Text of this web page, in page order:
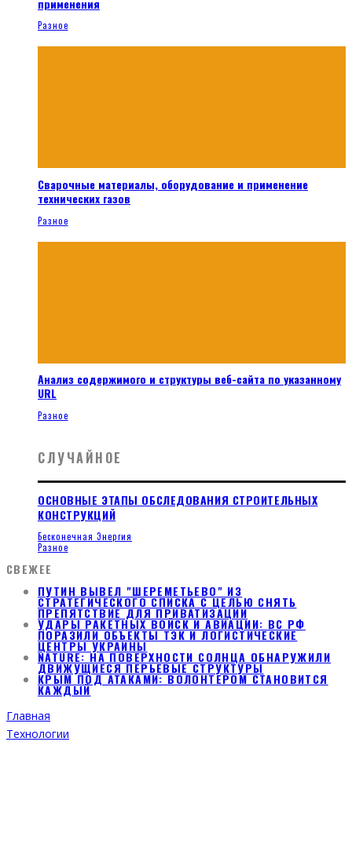
применения
Разное
Сварочные материалы, оборудование и применение
технических газов
Разное
Анализ содержимого и структуры веб-сайта по указанному
URL
Разное
СЛУЧАЙНОЕ
ОСНОВНЫЕ ЭТАПЫ ОБСЛЕДОВАНИЯ СТРОИТЕЛЬНЫХ
КОНСТРУКЦИЙ
Бесконечная Энергия
Разное
СВЕЖЕЕ
ПУТИН ВЫВЕЛ "ШЕРЕМЕТЬЕВО" ИЗ
СТРАТЕГИЧЕСКОГО СПИСКА С ЦЕЛЬЮ СНЯТЬ
ПРЕПЯТСТВИЕ ДЛЯ ПРИВАТИЗАЦИИ
УДАРЫ РАКЕТНЫХ ВОЙСК И АВИАЦИИ: ВС РФ
ПОРАЗИЛИ ОБЪЕКТЫ ТЭК И ЛОГИСТИЧЕСКИЕ
ЦЕНТРЫ УКРАИНЫ
NATURE: НА ПОВЕРХНОСТИ СОЛНЦА ОБНАРУЖИЛИ
ДВИЖУЩИЕСЯ ПЕРЬЕВЫЕ СТРУКТУРЫ
КРЫМ ПОД АТАКАМИ: ВОЛОНТЕРОМ СТАНОВИТСЯ
КАЖДЫЙ
Главная
Технологии